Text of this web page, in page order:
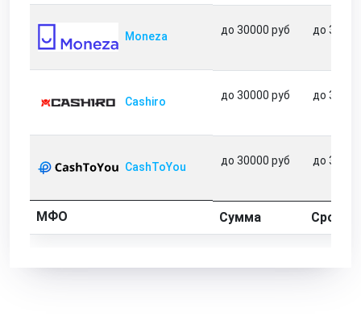
Moneza
до 30000 руб до 35
Cashiro
до 30000 руб до 31
CashToYou
до 30000 руб до 31
МФО Сумма Срок